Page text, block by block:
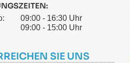
09:00 - 16:30 Uhr
09:00 - 15:00 Uhr
SIE UNS